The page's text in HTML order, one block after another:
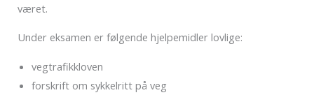
været.
Under eksamen er følgende hjelpemidler lovlige:
vegtrafikkloven
forskrift om sykkelritt på veg